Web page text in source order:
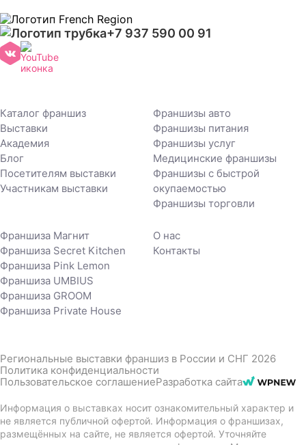
+7 937 590 00 91
Каталог франшиз
Выставки
Академия
Блог
Посетителям выставки
Участникам выставки
Франшизы авто
Франшизы питания
Франшизы услуг
Медицинские франшизы
Франшизы с быстрой
окупаемостью
Франшизы торговли
Франшиза Магнит
Франшиза Secret Kitchen
Франшиза Pink Lemon
Франшиза UMBIUS
Франшиза GROOM
Франшиза Private House
О нас
Контакты
Региональные выставки франшиз в России и СНГ 2026
Политика конфиденциальности
Пользовательское соглашениеРазработка сайта
Информация о выставках носит ознакомительный характер и
не является публичной офертой. Информация о франшизах,
размещённых на сайте, не является офертой. Уточняйте